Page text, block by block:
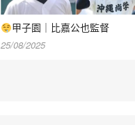
甲子園｜比嘉公也監督
25/08/2025